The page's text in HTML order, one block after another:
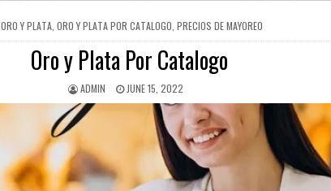
POSTED IN
ORO Y PLATA ,ORO Y PLATA POR CATALOGO ,PRECIOS DE MAYOREO
Oro y Plata Por Catalogo
AUTHOR:
ADMIN PUBLISHED DATE:
JUNE 15, 2022